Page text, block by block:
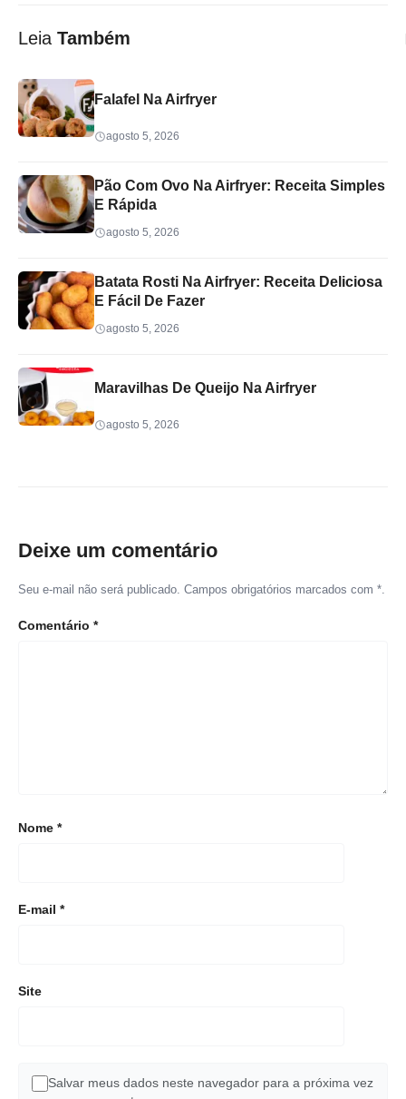
Leia Também
Falafel Na Airfryer
agosto 5, 2026
Pão Com Ovo Na Airfryer: Receita Simples
E Rápida
agosto 5, 2026
Batata Rosti Na Airfryer: Receita Deliciosa
E Fácil De Fazer
agosto 5, 2026
Maravilhas De Queijo Na Airfryer
agosto 5, 2026
Deixe um comentário
Seu e-mail não será publicado. Campos obrigatórios marcados com *.
Comentário *
Nome *
E-mail *
Site
Salvar meus dados neste navegador para a próxima vez